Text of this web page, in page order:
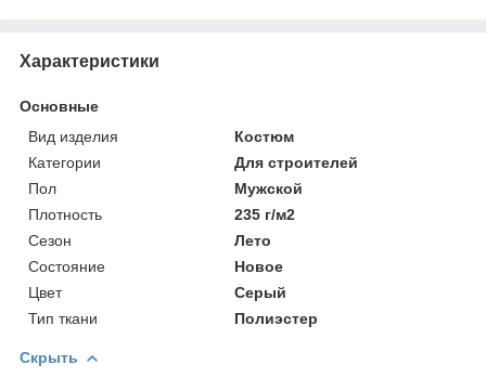
Характеристики
Основные
Вид изделия
Костюм
Категории
Для строителей
Пол
Мужской
Плотность
235 г/м2
Сезон
Лето
Состояние
Новое
Цвет
Серый
Тип ткани
Полиэстер
Скрыть